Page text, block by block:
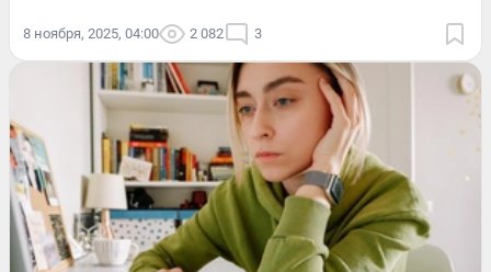
8 ноября, 2025, 04:00 2 082 3